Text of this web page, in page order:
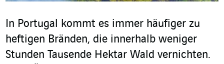
In Portugal kommt es immer häufiger zu
heftigen Bränden, die innerhalb weniger
Stunden Tausende Hektar Wald vernichten.